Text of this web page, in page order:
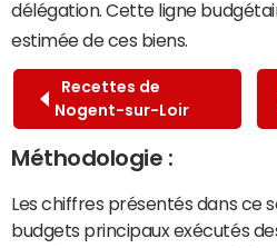
délégation. Cette ligne
estimée de ces biens.
Recettes de
Nogent-sur-Loir
Méthodologie :
Les chiffres présentés dans ce
budgets principaux exécutés